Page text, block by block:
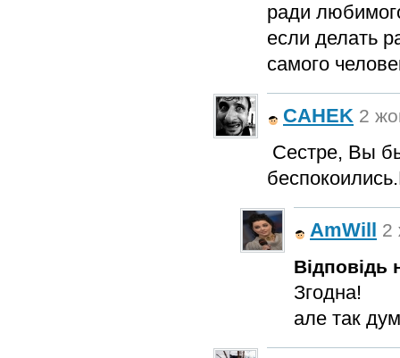
ради
если делать
самого
CAHEK 2
Сестре, Вы
AmWill 2
Відповідь
Згодна!
але так